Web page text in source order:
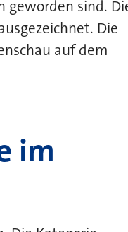
geworden sind.
Die
auf dem
im